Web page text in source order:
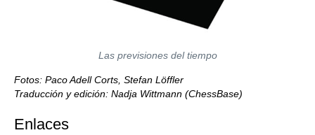
Las previsiones del tiempo
Fotos: Paco Adell Corts, Stefan Löffler
Traducción y edición: Nadja Wittmann (ChessBase)
Enlaces